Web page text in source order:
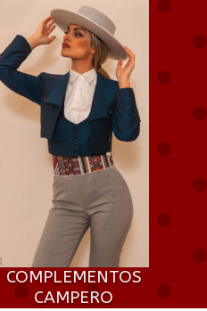
COMPLEMENTOS
CAMPERO